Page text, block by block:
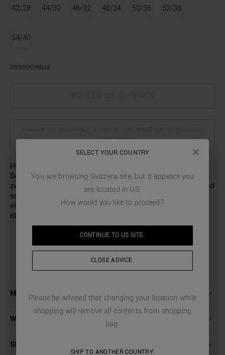
42/28 44/30 46/32 48/34 50/36 52/38
54/40
GRÖSSENTABELLE
ANZUZEIGEN
Hose mit normaler Passform aus Viskose-Mischgewebe.
Das Modell hat zwei Eingriffstaschen an den Hüften und
zwei Leistentaschen auf der Rückseite. Die klassischen und
schlichten Linien verbinden sich mit dem Komfort des
elastischen Bunds mit Tunnelzug. Ein lässiges
Kleidungsstück, das Ihr tägliches Outfit stilvoll abrundet.
MEHR INFORMATIONEN
WASCHANLEITUNG
SENDUNGEN UND RÜCKSENDUNGEN
SELECT YOUR COUNTRY
You are browsing Svizzera site, but it appears you
are located in US.
How would you like to proceed?
CONTINUE TO US SITE.
CLOSE ADVICE.
Please be advised that changing your location while
shopping will remove all contents from shopping
bag.
SHIP TO ANOTHER COUNTRY.